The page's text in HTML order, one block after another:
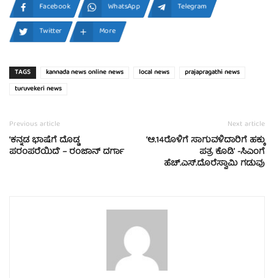
Facebook WhatsApp
Telegram
Twitter
More
TAGS kannada news online news local news
prajapragathi news
turuvekeri news
Previous article
‘ಕನ್ನಡ ಭಾಷೆಗೆ ದೊಡ್ಡ
ಪರಂಪರೆಯಿದೆ’ – ರಂಜಾನ್ ದರ್ಗಾ
Next article
‘ಆ.14ರೊಳಿಗೆ ಸಾಗುವಳಿದಾರಿಗೆ ಹಕ್ಕು
ಪತ್ರ ಕೊಡಿ’ -ಸಿಎಂಗೆ
ಹೆಚ್.ಎಸ್.ದೊರೆಸ್ವಾಮಿ ಗಡುವು